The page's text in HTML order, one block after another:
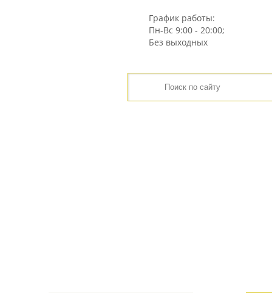
График работы:
Пн-Вс 9:00 - 20:00;
Без выходных